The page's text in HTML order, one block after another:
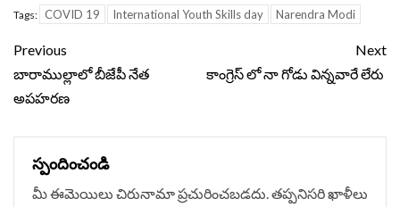
Tags: COVID 19 International Youth Skills day Narendra Modi
Continue
Reading
Previous
బారాముల్లాలో బీజేపీ నేత
అపహరణ
Next
కాంగ్రెస్ లో నా గోడు విన్నవారే లేరు
స్పందించండి
మీ ఈమెయిలు చిరునామా ప్రచురించబడదు. తప్పనిసరి ఖాళీలు